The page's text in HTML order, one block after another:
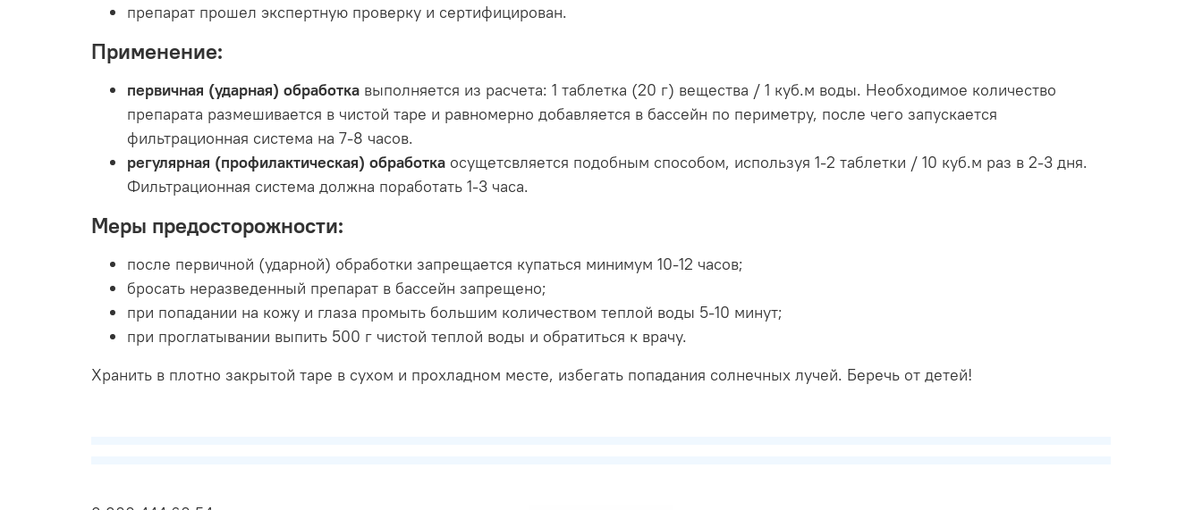
препарат прошел экспертную проверку и сертифицирован.
Применение:
первичная (ударная) обработка выполняется из расчета: 1 таблетка (20 г) вещества / 1 куб.м воды. Необходимое количество
препарата размешивается в чистой таре и равномерно добавляется в бассейн по периметру, после чего запускается
фильтрационная система на 7-8 часов.
регулярная (профилактическая) обработка осущетсвляется подобным способом, используя 1-2 таблетки / 10 куб.м раз в 2-3 дня.
Фильтрационная система должна поработать 1-3 часа.
Меры предосторожности:
после первичной (ударной) обработки запрещается купаться минимум 10-12 часов;
бросать неразведенный препарат в бассейн запрещено;
при попадании на кожу и глаза промыть большим количеством теплой воды 5-10 минут;
при проглатывании выпить 500 г чистой теплой воды и обратиться к врачу.
Хранить в плотно закрытой таре в сухом и прохладном месте, избегать попадания солнечных лучей. Беречь от детей!